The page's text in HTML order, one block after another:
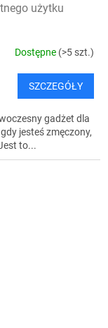
użytku
Dostępne (>5 szt.)
SZCZEGÓŁY
gadżet dla
jesteś zmęczony,
to...